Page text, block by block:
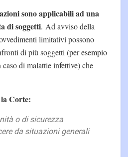
sono applicabili ad una
di soggetti. Ad avviso della
limitativi possono
di più soggetti (per esempio
caso di malattie infettive) che
Corte:
o di sicurezza
da situazioni generali